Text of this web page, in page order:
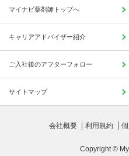
マイナビ薬剤師トップへ
キャリアアドバイザー紹介
ご入社後のアフターフォロー
サイトマップ
会社概要 利用規約
Copyright ©